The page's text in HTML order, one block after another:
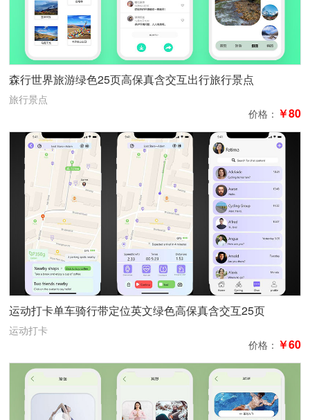
森行世界旅游绿色25页高保真含交互出行旅行景点
旅行景点
价格： ￥80
运动打卡单车骑行带定位英文绿色高保真含交互25页
运动打卡
价格： ￥60